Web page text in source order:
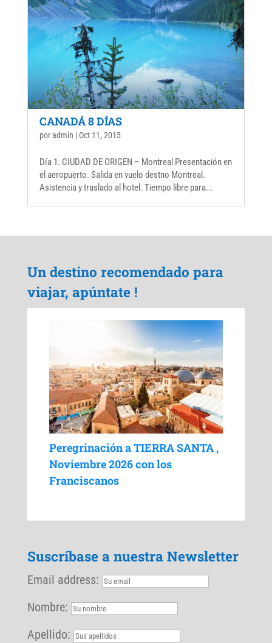
CANADÁ 8 DÍAS
poradmin | Oct 11, 2015
Día 1. CIUDAD DE ORIGEN – Montreal Presentación en
el aeropuerto. Salida en vuelo destno Montreal.
Asistencia y traslado al hotel. Tiempo libre para...
Un destino recomendado para
viajar, apúntate !
Peregrinación a TIERRA SANTA ,
Noviembre 2026 con los
Franciscanos
Suscríbase a nuestra Newsletter
Email address:
Nombre:
Apellido: